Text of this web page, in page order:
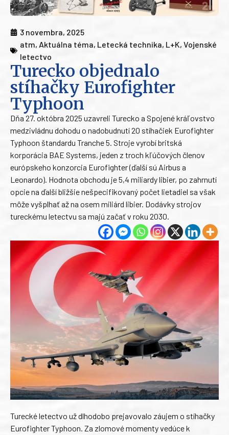
3 novembra, 2025
atm, Aktuálna téma, Letecká technika, L+K, Vojenské
letectvo
Turecko objednalo
stíhačky Eurofighter
Typhoon
Dňa 27. októbra 2025 uzavreli Turecko a Spojené kráľovstvo
medzivládnu dohodu o nadobudnutí 20 stíhačiek Eurofighter
Typhoon štandardu Tranche 5. Stroje vyrobí britská
korporácia BAE Systems, jeden z troch kľúčových členov
európskeho konzorcia Eurofighter (ďalší sú Airbus a
Leonardo). Hodnota obchodu je 5,4 miliardy libier, po zahrnutí
opcie na ďalší bližšie nešpecifikovaný počet lietadiel sa však
môže vyšplhať až na osem miliárd libier. Dodávky strojov
tureckému letectvu sa majú začať v roku 2030.
Turecké letectvo už dlhodobo prejavovalo záujem o stíhačky
Eurofighter Typhoon. Za zlomové momenty vedúce k